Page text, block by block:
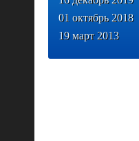
01 октябрь 2018
19 март 2013